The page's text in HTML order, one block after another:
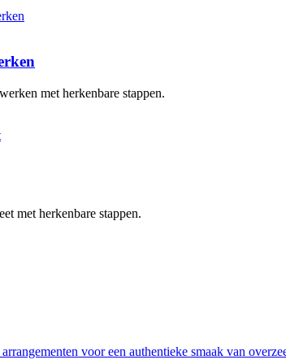
met herkenbare stappen.
met herkenbare stappen.
voor een authentieke smaak van